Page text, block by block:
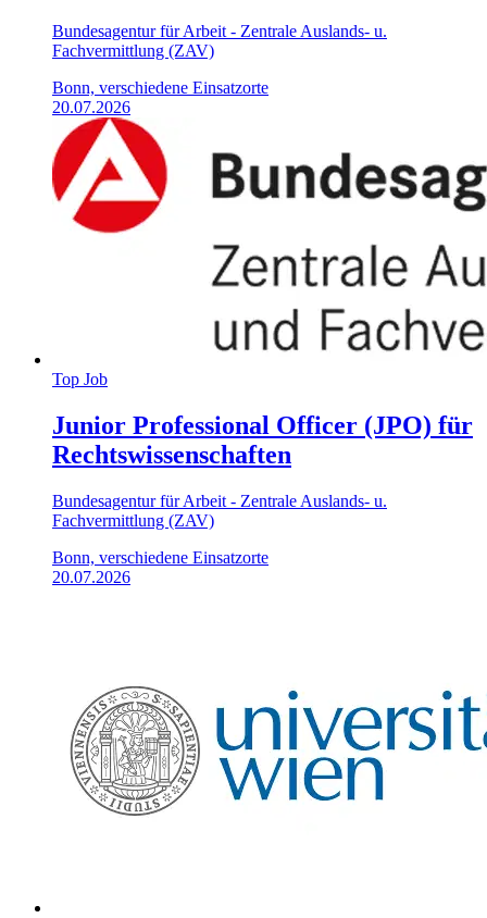
Bundesagentur für Arbeit - Zentrale Auslands- u.
Fachvermittlung (ZAV)
Bonn, verschiedene Einsatzorte
20.07.2026
Top Job
Junior Professional Officer (JPO) für
Rechtswissenschaften
Bundesagentur für Arbeit - Zentrale Auslands- u.
Fachvermittlung (ZAV)
Bonn, verschiedene Einsatzorte
20.07.2026